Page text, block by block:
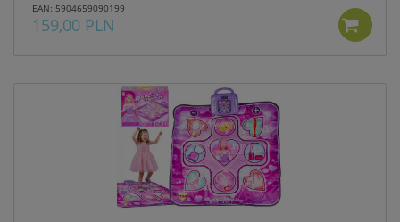
EAN: 5904659090199
159,00 PLN